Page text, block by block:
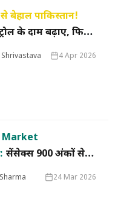
बेहाल पाकिस्तान!
के दाम बढ़ाए, फिर
मंत्रियों की सैलरी
4 Apr 2026
Market
सेंसेक्स 900 अंकों से
निफ्टी 23,000 के
24 Mar 2026